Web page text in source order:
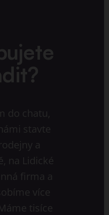
do chatu,
stavte
a
na Lidické
firma a
více
tisíce